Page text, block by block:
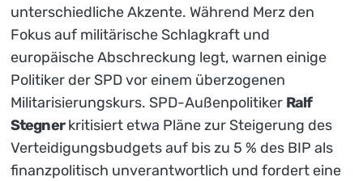
unterschiedliche Akzente. Während Merz den
Fokus auf militärische Schlagkraft und
europäische Abschreckung legt, warnen einige
Politiker der SPD vor einem überzogenen
Militarisierungskurs. SPD-Außenpolitiker Ralf
Stegnerkritisiert etwa Pläne zur Steigerung des
Verteidigungsbudgets auf bis zu 5 % des BIP als
finanzpolitisch unverantwortlich und fordert eine